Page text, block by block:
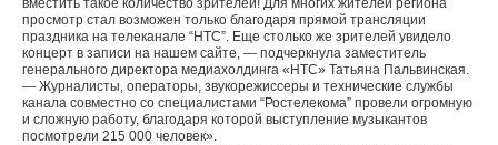
вместить такое количество зрителей! Для многих жителей региона
просмотр стал возможен только благодаря прямой трансляции
праздника на телеканале “НТС”. Еще столько же зрителей увидело
концерт в записи на нашем сайте, — подчеркнула заместитель
генерального директора медиахолдинга «НТС» Татьяна Пальвинская.
— Журналисты, операторы, звукорежиссеры и технические службы
канала совместно со специалистами “Ростелекома” провели огромную
и сложную работу, благодаря которой выступление музыкантов
посмотрели 215 000 человек».